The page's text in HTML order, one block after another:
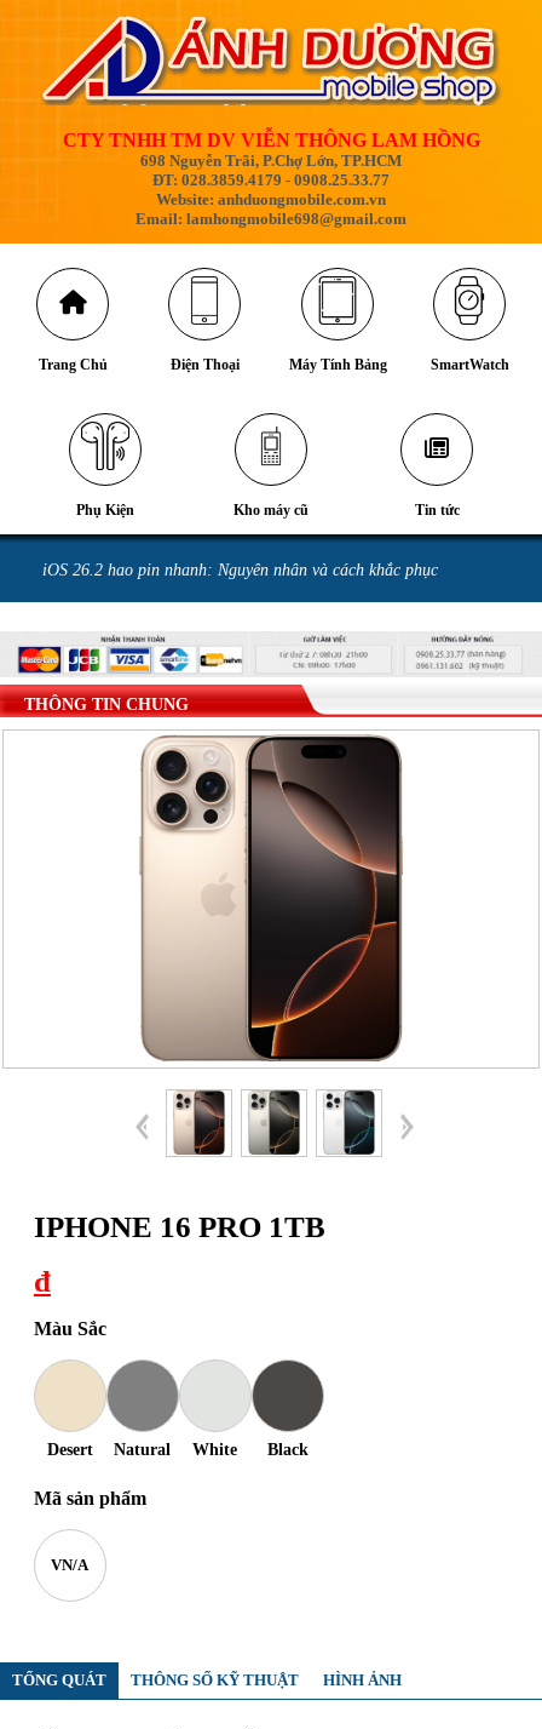
CTY TNHH TM DV VIỄN THÔNG LAM HỒNG
698 Nguyễn Trãi, P.Chợ Lớn, TP.HCM
ĐT: 028.3859.4179 - 0908.25.33.77
Website: anhduongmobile.com.vn
Email: lamhongmobile698@gmail.com
Trang Chủ Điện Thoại Máy Tính Bảng SmartWatch
Phụ Kiện Kho máy cũ Tin tức
iOS 26.2 hao pin nhanh: Nguyên nhân và cách khắc phục
THÔNG TIN CHUNG
IPHONE 16 PRO 1TB
đ
Màu Sắc
Desert Natural White Black
Mã sản phẩm
VN/A
TỔNG QUÁT THÔNG SỐ KỸ THUẬT HÌNH ẢNH